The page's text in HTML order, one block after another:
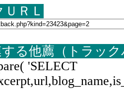
ＲＬ
る他薦（トラッ
'SELECT